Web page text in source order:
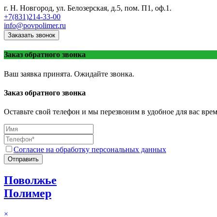
г. Н. Новгород, ул. Белозерская, д.5, пом. П1, оф.1.
+7(831)214-33-00
info@povpolimer.ru
Заказать звонок
Заказ обратного звонка
Ваш заявка принята. Ожидайте звонка.
Заказ обратного звонка
Оставьте свой телефон и мы перезвоним в удобное для вас
Согласие на обработку персональных данных
Отправить
Поволжье
Полимер
×